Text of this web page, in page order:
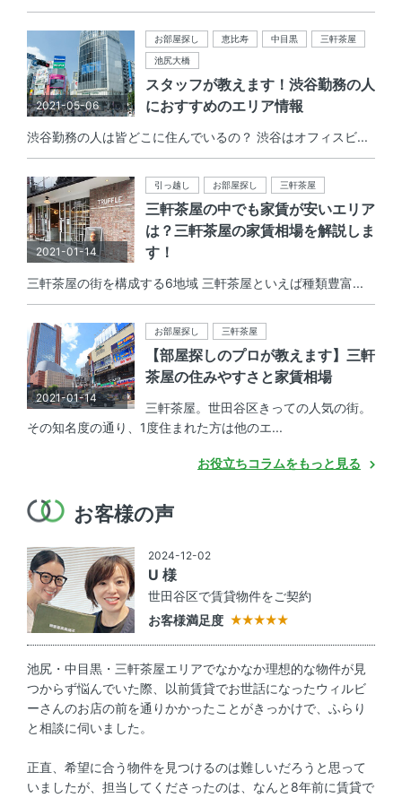
2021-05-06
お部屋探し 恵比寿 中目黒
三軒茶屋
池尻大橋
スタッフが教えます！渋谷勤務の人
におすすめのエリア情報
渋谷勤務の人は皆どこに住んでいるの？ 渋谷はオフィスビ...
2021-01-14
引っ越し お部屋探し 三軒茶屋
三軒茶屋の中でも家賃が安いエリア
は？三軒茶屋の家賃相場を解説しま
す！
三軒茶屋の街を構成する6地域 三軒茶屋といえば種類豊富...
2021-01-14
お部屋探し 三軒茶屋
【部屋探しのプロが教えます】三軒
茶屋の住みやすさと家賃相場
三軒茶屋。世田谷区きっての人気の街。
その知名度の通り、1度住まれた方は他のエ...
お役立ちコラムをもっと見る
お客様の声
2024-12-02
U 様
世田谷区で賃貸物件をご契約
お客様満足度
池尻・中目黒・三軒茶屋エリアでなかなか理想的な物件が見
つからず悩んでいた際、以前賃貸でお世話になったウィルビ
ーさんのお店の前を通りかかったことがきっかけで、ふらり
と相談に伺いました。
正直、希望に合う物件を見つけるのは難しいだろうと思って
いましたが、担当してくださったのは、なんと8年前に賃貸で